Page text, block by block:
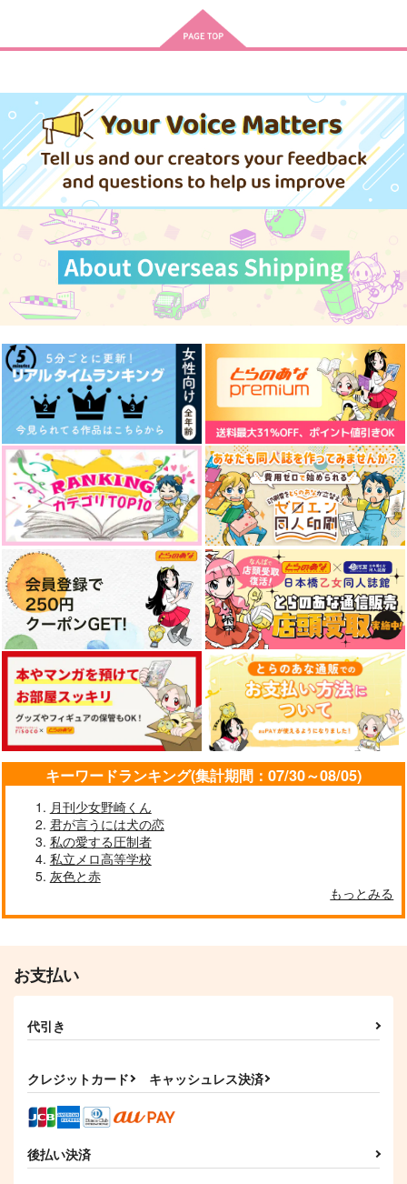
本日のお弁当係・七
らでんばん
990円（税込）
大和守安定
サンプル
作品詳細
らでんばん
990円（税込）
太鼓鐘貞宗
大さに冠婚葬祭アンソ
ロジー 本日はお日柄
もよく
箱庭プラネタリウム
3,929円（税込）
大包平×女審神者
作品詳細
本日はお日柄も良く
もっけの幸い
1,257円（税込）
アスラン×キラ
サンプル
作品詳細
chouchou
しさんかまる
629円（税込）
壱百満天原サロメ
サンプル
作品詳細
ALEXANDRITE
縦ロールガチ勢
1,100円（税込）
壱百満天原サロメ
サンプル
作品詳細
先生と弟子のフルコー
茶柱プロジェクト
作品詳細
1,100
柴登吾×六平千鉱
カート
Fate/Grand Order
クー・フーリン×エミヤ
カート
クー・フーリン×エミヤ
カート
女であることをひた隠
す A Tale of The Gre
at Saint 14
アース・スター エン
ターテイメント
726 円（税込）
サンプル
作品詳細
い 1
新潮社企画プロ
帝国のお姉ちゃん! ゴ
ミスキルとバカにされ
続けた姉喰いギフトの
少年、スキル覚醒し帝
国最強七大女将軍を堕
としまくる。 1
一二三書房
825 （税込）
サンプル
キーワードランキング(集計期間：07/30～08/05)
月刊少女野崎くん
君が言うには犬の恋
私の愛する圧制者
私立メロ高等学校
灰色と赤
もっとみる
お支払い
代引き
クレジットカード キャッシュレス決済
後払い決済